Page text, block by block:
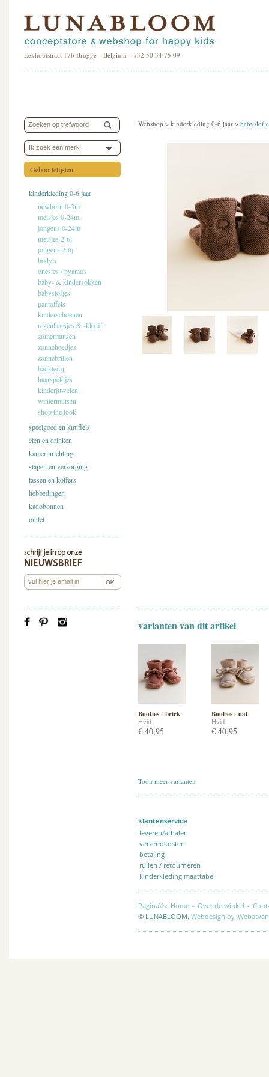
Eekhoutstraat 17b Brugge Belgium +32 50 34 75 09
Ik zoek een merk
Geboortelijsten
kinderkleding 0-6 jaar
newborn 0-3m
meisjes 0-24m
jongens 0-24m
meisjes 2-6j
jongens 2-6j
body's
onesies / pyama's
baby- & kindersokken
babyslofjes
pantoffels
kinderschoenen
regenlaarsjes & -kledij
zomermutsen
zonnehoedjes
zonnebrillen
badkledij
haarspeldjes
kinderjuwelen
wintermutsen
shop the look
speelgoed en knuffels
eten en drinken
kamerinrichting
slapen en verzorging
tassen en koffers
hebbedingen
kadobonnen
outlet
Webshop > kinderkleding 0-6 jaar >
varianten van dit artikel
Booties - brick
Hvid
€ 40,95
Booties - oat
Hvid
€ 40,95
Toon meer varianten
klantenservice
leveren/afhalen
verzendkosten
betaling
ruilen / retourneren
kinderkleding maattabel
Pagina\'s: Home - Over de winkel -
© LUNABLOOM. Webdesign by